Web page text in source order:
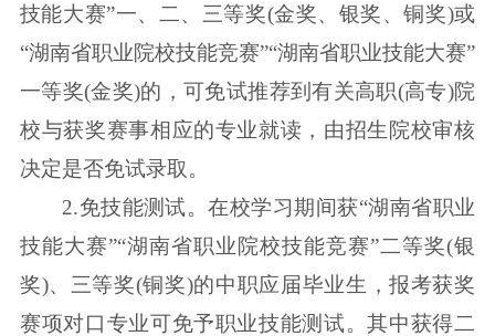
技能大赛”一、二、三等奖(金奖、银奖、铜奖)或
“湖南省职业院校技能竞赛”“湖南省职业技能大赛”
一等奖(金奖)的，可免试推荐到有关高职(高专)院
校与获奖赛事相应的专业就读，由招生院校审核
决定是否免试录取。
2.免技能测试。在校学习期间获“湖南省职业
技能大赛”“湖南省职业院校技能竞赛”二等奖(银
奖)、三等奖(铜奖)的中职应届毕业生，报考获奖
赛项对口专业可免予职业技能测试。其中获得二